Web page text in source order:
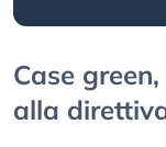
Case
alla